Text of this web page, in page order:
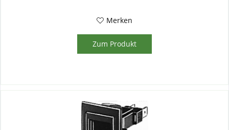
Merken
Zum Produkt